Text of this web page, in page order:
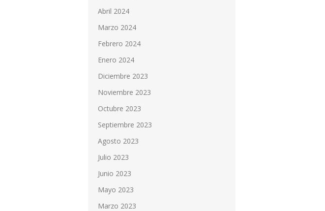
Abril 2024
Marzo 2024
Febrero 2024
Enero 2024
Diciembre 2023
Noviembre 2023
Octubre 2023
Septiembre 2023
Agosto 2023
Julio 2023
Junio 2023
Mayo 2023
Marzo 2023